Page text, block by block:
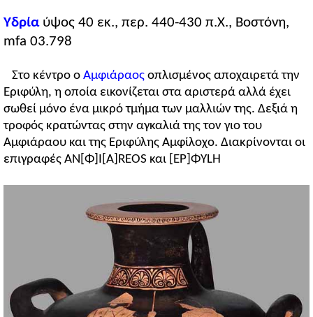
Υδρίαύψος 40 εκ., περ. 440-430 π.Χ., Βοστόνη,
mfa 03.798
Στο κέντρο ο Αμφιάραος οπλισμένος αποχαιρετά την
Εριφύλη, η οποία εικονίζεται στα αριστερά αλλά έχει
σωθεί μόνο ένα μικρό τμήμα των μαλλιών της. Δεξιά η
τροφός κρατώντας στην αγκαλιά της τον γιο του
Αμφιάραου και της Εριφύλης Αμφίλοχο. Διακρίνονται οι
επιγραφές AΝ[Φ]Ι[A]RΕOS και [EΡ]ΦYLΗ